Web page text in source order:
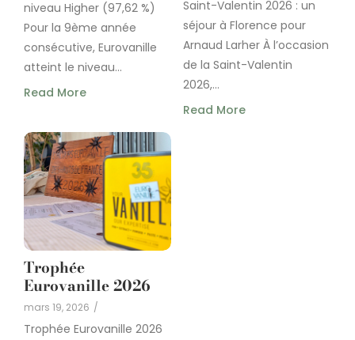
niveau Higher (97,62 %)
Pour la 9ème année
consécutive, Eurovanille
atteint le niveau...
Read More
Saint-Valentin 2026 : un
séjour à Florence pour
Arnaud Larher À l’occasion
de la Saint-Valentin
2026,...
Read More
Trophée
Eurovanille 2026
mars 19, 2026 /
Trophée Eurovanille 2026